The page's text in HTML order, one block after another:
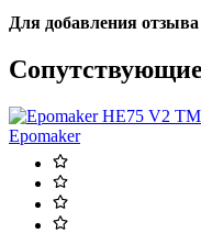
Для добавления
Epomaker